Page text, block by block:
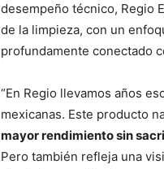
desempeño técnico, Regio
de la limpieza, con un
profundamente conectado
“En Regio llevamos años
mexicanas. Este producto
mayor rendimiento sin
Pero también refleja una